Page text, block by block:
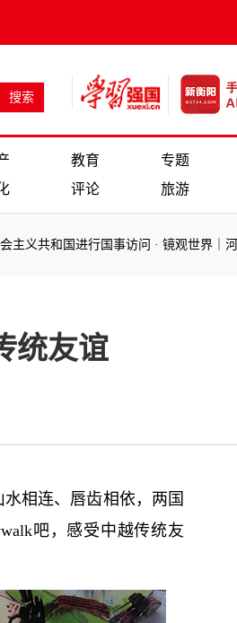
教育 专题
评论 旅游
行国事访问·镜观世界｜河内：在“百
行国事访问
统友谊
相连、唇齿相依，两国
吧，感受中越传统友